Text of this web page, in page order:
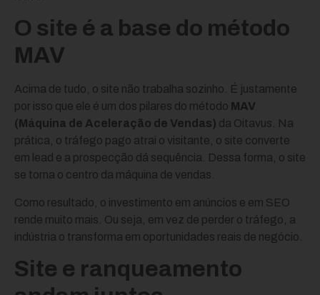
O site é a base do método
MAV
Acima de tudo, o site não trabalha sozinho. É justamente
por isso que ele é um dos pilares do método MAV
(Máquina de Aceleração de Vendas) da Oitavus. Na
prática, o tráfego pago atrai o visitante, o site converte
em lead e a prospecção dá sequência. Dessa forma, o site
se torna o centro da máquina de vendas.
Como resultado, o investimento em anúncios e em SEO
rende muito mais. Ou seja, em vez de perder o tráfego, a
indústria o transforma em oportunidades reais de negócio.
Site e ranqueamento